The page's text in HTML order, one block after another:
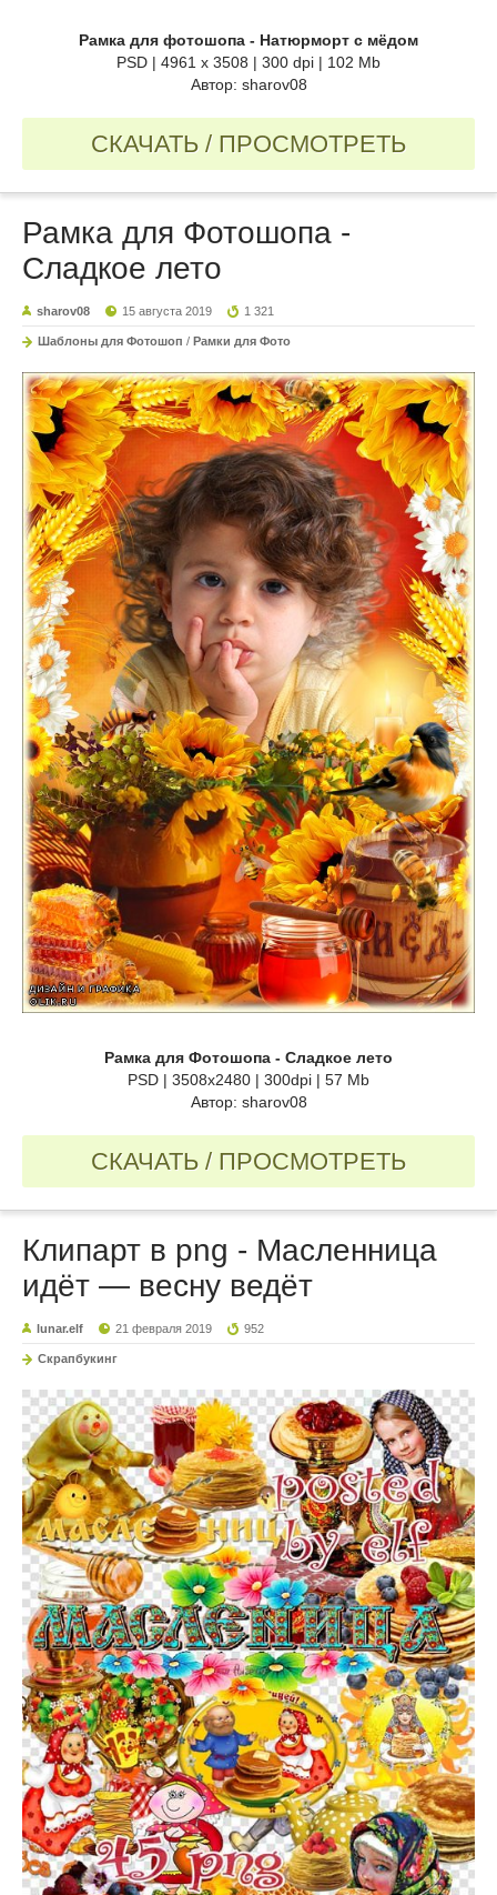
Рамка для фотошопа - Натюрморт с мёдом
PSD | 4961 х 3508 | 300 dpi | 102 Mb
Автор: sharov08
СКАЧАТЬ / ПРОСМОТРЕТЬ
Рамка для Фотошопа -
Сладкое лето
sharov08 15 августа 2019 1 321
Шаблоны для Фотошоп / Рамки для Фото
Рамка для Фотошопа - Сладкое лето
PSD | 3508x2480 | 300dpi | 57 Mb
Автор: sharov08
СКАЧАТЬ / ПРОСМОТРЕТЬ
Клипарт в png - Масленница
идёт — весну ведёт
lunar.elf 21 февраля 2019 952
Скрапбукинг